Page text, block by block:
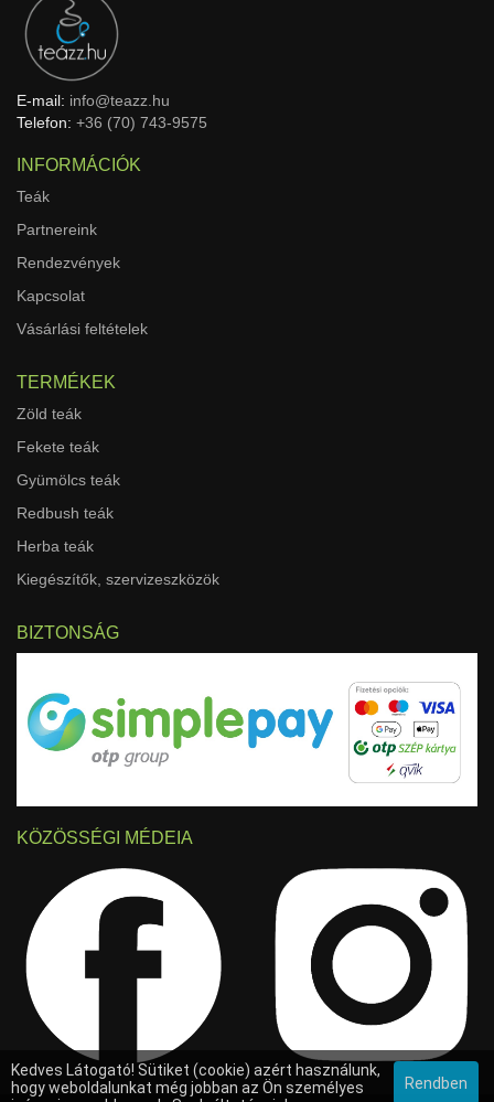
E-mail: info@teazz.hu
Telefon: +36 (70) 743-9575
INFORMÁCIÓK
Teák
Partnereink
Rendezvények
Kapcsolat
Vásárlási feltételek
TERMÉKEK
Zöld teák
Fekete teák
Gyümölcs teák
Redbush teák
Herba teák
Kiegészítők, szervizeszközök
BIZTONSÁG
KÖZÖSSÉGI MÉDEIA
Kedves Látogató! Sütiket (cookie) azért használunk,
hogy weboldalunkat még jobban az Ön személyes
Rendben